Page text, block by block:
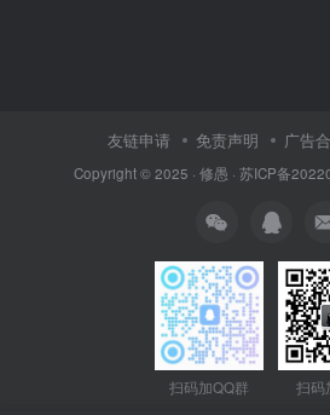
友链申请 免责声明 广告
Copyright © 2025 · 修愚 · 苏ICP备
扫码加QQ群 扫码